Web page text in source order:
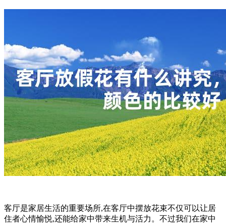
客厅是家居生活的重要场所,在客厅中摆放花束不仅可以让居
住者心情愉悦,还能给家中带来生机与活力。不过我们在家中